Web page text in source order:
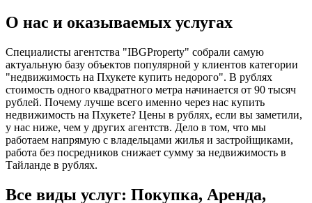
О нас и оказываемых услугах
Специалисты агентства "IBGProperty" собрали самую
актуальную базу объектов популярной у клиентов категории
"недвижимость на Пхукете купить недорого". В рублях
стоимость одного квадратного метра начинается от 90 тысяч
рублей. Почему лучше всего именно через нас купить
недвижимость на Пхукете? Цены в рублях, если вы заметили,
у нас ниже, чем у других агентств. Дело в том, что мы
работаем напрямую с владельцами жилья и застройщиками,
работа без посредников снижает сумму за недвижимость в
Тайланде в рублях.
Все виды услуг: Покупка, Аренда,